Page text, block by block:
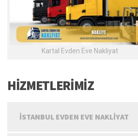
Kartal Evden Eve Nakliyat
HİZMETLERİMİZ
İSTANBUL EVDEN EVE NAKLIYAT